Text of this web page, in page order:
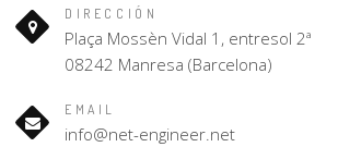
DIRECCIÓN
Plaça Mossèn Vidal 1, entresol 2ª
08242 Manresa (Barcelona)
EMAIL
info@net-engineer.net